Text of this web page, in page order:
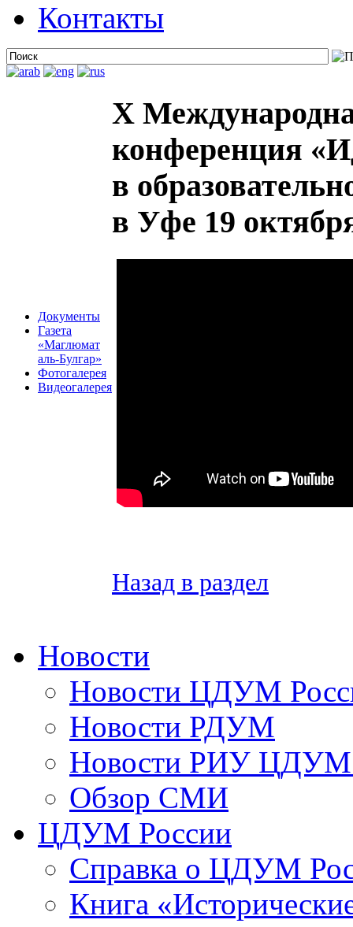
Контакты
Документы
Газета
«Маглюмат
аль-Булгар»
Фотогалерея
Видеогалерея
X
конференция
в
в Уфе 19
Назад в раздел
Новости
Новости ЦДУМ
Новости РДУМ
Новости РИУ ЦДУМ
Обзор СМИ
ЦДУМ России
Справка о ЦДУМ
Книга